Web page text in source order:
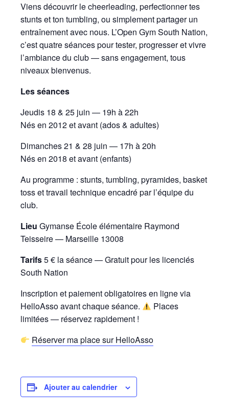
Viens découvrir le cheerleading, perfectionner tes
stunts et ton tumbling, ou simplement partager un
entraînement avec nous. L’Open Gym South Nation,
c’est quatre séances pour tester, progresser et vivre
l’ambiance du club — sans engagement, tous
niveaux bienvenus.
Les séances
Jeudis 18 & 25 juin — 19h à 22h
Nés en 2012 et avant (ados & adultes)
Dimanches 21 & 28 juin — 17h à 20h
Nés en 2018 et avant (enfants)
Au programme : stunts, tumbling, pyramides, basket
toss et travail technique encadré par l’équipe du
club.
Lieu Gymanse École élémentaire Raymond
Teisseire — Marseille 13008
Tarifs5 € la séance — Gratuit pour les licenciés
South Nation
Inscription et paiement obligatoires en ligne via
HelloAsso avant chaque séance.
Places
limitées — réservez rapidement !
Réserver ma place sur HelloAsso
Ajouter au calendrier